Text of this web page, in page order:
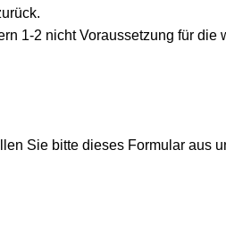
1-2 nicht Voraussetzung für die
Sie bitte dieses Formular aus